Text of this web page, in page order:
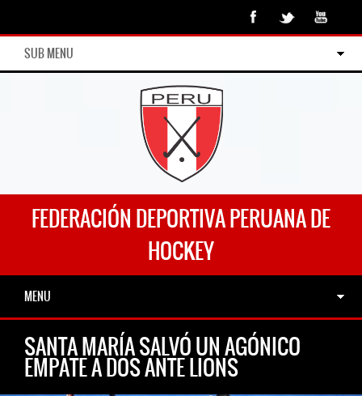
SUB MENU
FEDERACIÓN DEPORTIVA PERUANA DE
HOCKEY
MENU
SANTA MARÍA SALVÓ UN AGÓNICO
EMPATE A DOS ANTE LIONS